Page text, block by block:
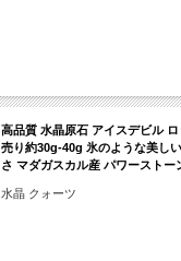
高品質 水晶原石 アイスデビル
売り約30g-40g 氷のような美し
さ マダガスカル産 パワーストー
水晶 クォーツ